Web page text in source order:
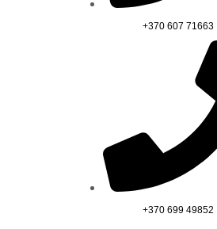
+370 607 71663
+370 699 49852